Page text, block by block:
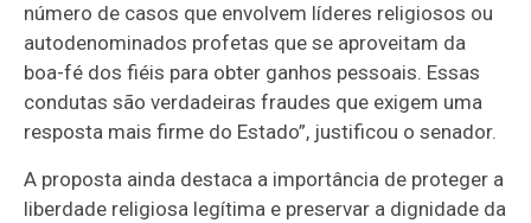
número de casos que envolvem líderes religiosos ou
autodenominados profetas que se aproveitam da
boa-fé dos fiéis para obter ganhos pessoais. Essas
condutas são verdadeiras fraudes que exigem uma
resposta mais firme do Estado”, justificou o senador.
A proposta ainda destaca a importância de proteger a
liberdade religiosa legítima e preservar a dignidade da